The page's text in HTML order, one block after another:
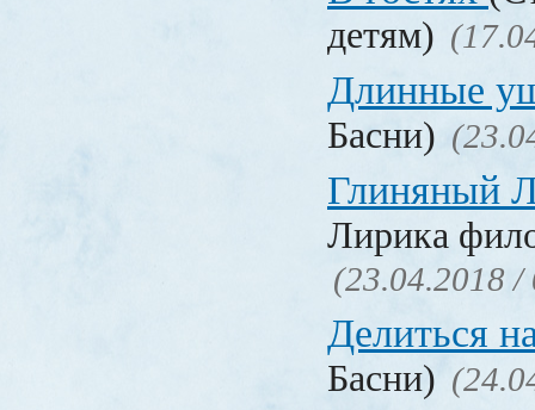
детям)
Длинные
Басни)
Глиняный
Лирика
(23.04.2018 /
Делиться
Басни)